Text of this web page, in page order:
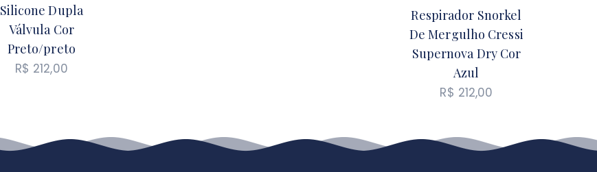
Silicone Dupla
Válvula Cor
Preto/preto
R$ 212,00
Respirador Snorkel
De Mergulho Cressi
Supernova Dry Cor
Azul
R$ 212,00